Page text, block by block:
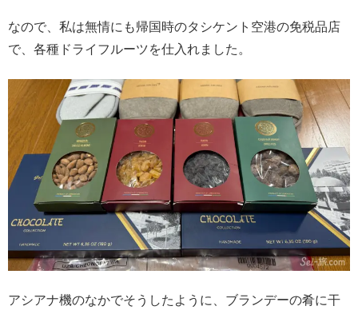
なので、私は無情にも帰国時のタシケント空港の免税品店
で、各種ドライフルーツを仕入れました。
アシアナ機のなかでそうしたように、ブランデーの肴に干